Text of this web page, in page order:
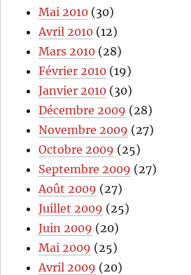
Mai 2010 (30)
Avril 2010 (12)
Mars 2010 (28)
Février 2010 (19)
Janvier 2010 (30)
Décembre 2009 (28)
Novembre 2009 (27)
Octobre 2009 (25)
Septembre 2009 (27)
Août 2009 (27)
Juillet 2009 (25)
Juin 2009 (20)
Mai 2009 (25)
Avril 2009 (20)